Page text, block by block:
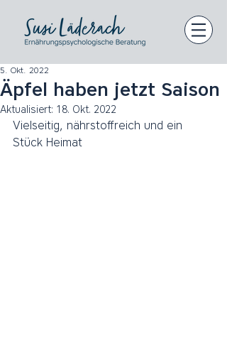
Äpfel haben jetzt Saison
5. Okt. 2022
Aktualisiert: 18. Okt. 2022
Vielseitig, nährstoffreich und ein
Stück Heimat